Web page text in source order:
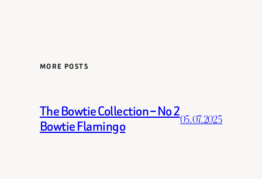
MORE POSTS
The Bowtie Collection – No 2
Bowtie Flamingo
05.07.2025